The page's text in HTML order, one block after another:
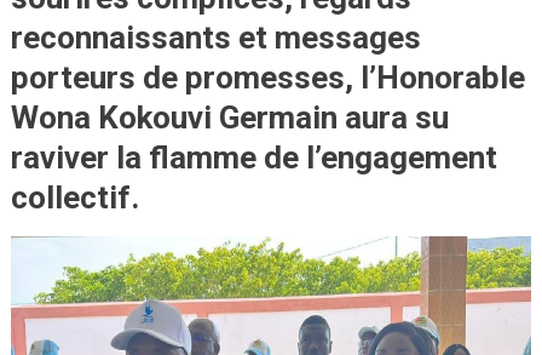
reconnaissants et messages
porteurs de promesses, l’Honorable
Wona Kokouvi Germain aura su
raviver la flamme de l’engagement
collectif.